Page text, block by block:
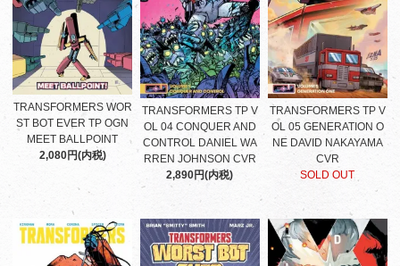
TRANSFORMERS WOR
ST BOT EVER TP OGN
MEET BALLPOINT
2,080円(内税)
TRANSFORMERS TP V
OL 04 CONQUER AND
CONTROL DANIEL WA
RREN JOHNSON CVR
2,890円(内税)
TRANSFORMERS TP V
OL 05 GENERATION O
NE DAVID NAKAYAMA
CVR
SOLD OUT